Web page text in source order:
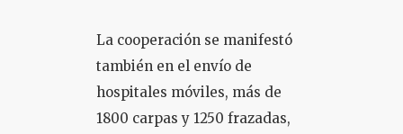
La cooperación se manifestó
también en el envío de
hospitales móviles, más de
1800 carpas y 1250 frazadas,